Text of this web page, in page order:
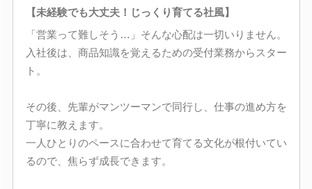
【未経験でも大丈夫！じっくり育てる社風】
「営業って難しそう…」そんな心配は一切いりません。
入社後は、商品知識を覚えるための受付業務からスター
ト。
その後、先輩がマンツーマンで同行し、仕事の進め方を
丁寧に教えます。
一人ひとりのペースに合わせて育てる文化が根付いてい
るので、焦らず成長できます。